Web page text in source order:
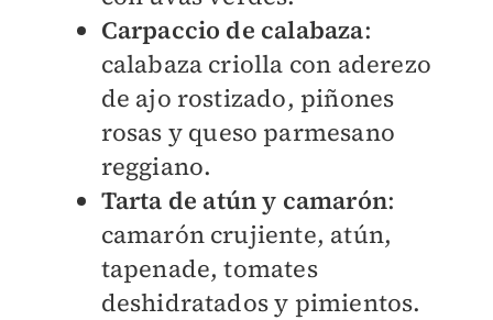
Carpaccio de calabaza:
calabaza criolla con aderezo
de ajo rostizado, piñones
rosas y queso parmesano
reggiano.
Tarta de atún y camarón:
camarón crujiente, atún,
tapenade, tomates
deshidratados y pimientos.